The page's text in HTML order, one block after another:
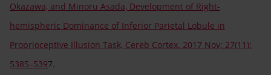
Okazawa, and Minoru Asada, Development of Right-
hemispheric Dominance of Inferior Parietal Lobule in
Proprioceptive Illusion Task, Cereb Cortex. 2017 Nov; 27(11):
5385–5397.